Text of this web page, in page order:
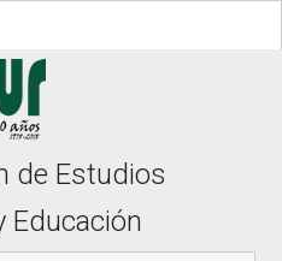
de Estudios
Educación